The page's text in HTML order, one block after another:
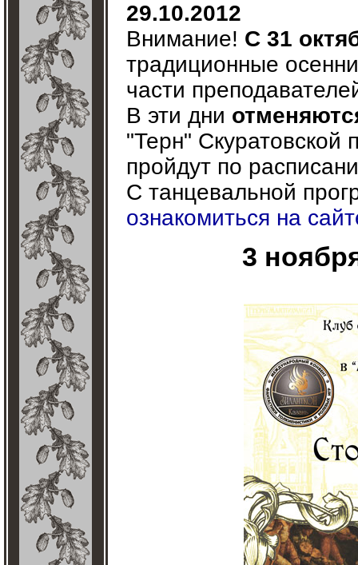
29.10.2012
Внимание! С 31
традиционные
части
В эти дни
"Терн" Скуратовской
пройдут по
С танцевальной
ознакомиться на
3